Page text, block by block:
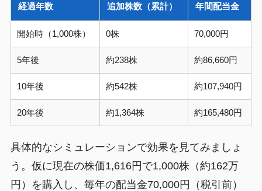
経過年数 追加株数（累計） 年間配当金
開始時（1,000株） 0株 70,000円
5年後 約238株 約86,660円
10年後 約542株 約107,940円
20年後 約1,364株 約165,480円
具体的なシミュレーションで効果を見てみましょ
う。仮に現在の株価1,616円で1,000株（約162万
円）を購入し、毎年の配当金70,000円（税引前）